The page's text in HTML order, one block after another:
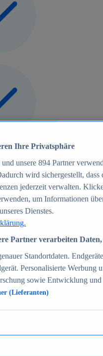
als 39.000 Online-Shops
70+
Ihre Privatsphäre
unsere 894 Partner
wird sichergestellt,
jederzeit verwalten.
um Informationen
Dienstes.
Partner verarbeiten
Standortdaten.
Personalisierte Werbung
sowie Entwicklung
(Lieferanten)